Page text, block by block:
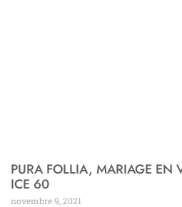
PURA FOLLIA, MARIAGE EN
ICE 60
novembre 9, 2021